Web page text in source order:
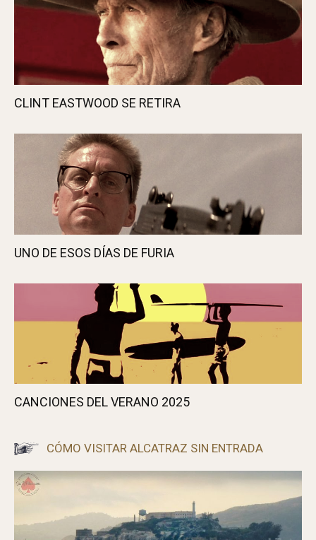
CLINT EASTWOOD SE RETIRA
UNO DE ESOS DÍAS DE FURIA
CANCIONES DEL VERANO 2025
CÓMO VISITAR ALCATRAZ SIN ENTRADA